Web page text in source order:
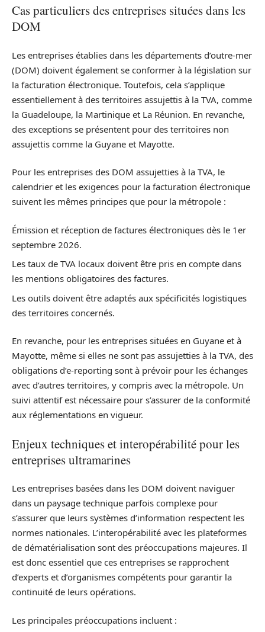
Cas particuliers des entreprises situées dans les
DOM
Les entreprises établies dans les départements d’outre-mer
(DOM) doivent également se conformer à la législation sur
la facturation électronique. Toutefois, cela s’applique
essentiellement à des territoires assujettis à la TVA, comme
la Guadeloupe, la Martinique et La Réunion. En revanche,
des exceptions se présentent pour des territoires non
assujettis comme la Guyane et Mayotte.
Pour les entreprises des DOM assujetties à la TVA, le
calendrier et les exigences pour la facturation électronique
suivent les mêmes principes que pour la métropole :
Émission et réception de factures électroniques dès le 1er
septembre 2026.
Les taux de TVA locaux doivent être pris en compte dans
les mentions obligatoires des factures.
Les outils doivent être adaptés aux spécificités logistiques
des territoires concernés.
En revanche, pour les entreprises situées en Guyane et à
Mayotte, même si elles ne sont pas assujetties à la TVA, des
obligations d’e-reporting sont à prévoir pour les échanges
avec d’autres territoires, y compris avec la métropole. Un
suivi attentif est nécessaire pour s’assurer de la conformité
aux réglementations en vigueur.
Enjeux techniques et interopérabilité pour les
entreprises ultramarines
Les entreprises basées dans les DOM doivent naviguer
dans un paysage technique parfois complexe pour
s’assurer que leurs systèmes d’information respectent les
normes nationales. L’interopérabilité avec les plateformes
de dématérialisation sont des préoccupations majeures. Il
est donc essentiel que ces entreprises se rapprochent
d’experts et d’organismes compétents pour garantir la
continuité de leurs opérations.
Les principales préoccupations incluent :